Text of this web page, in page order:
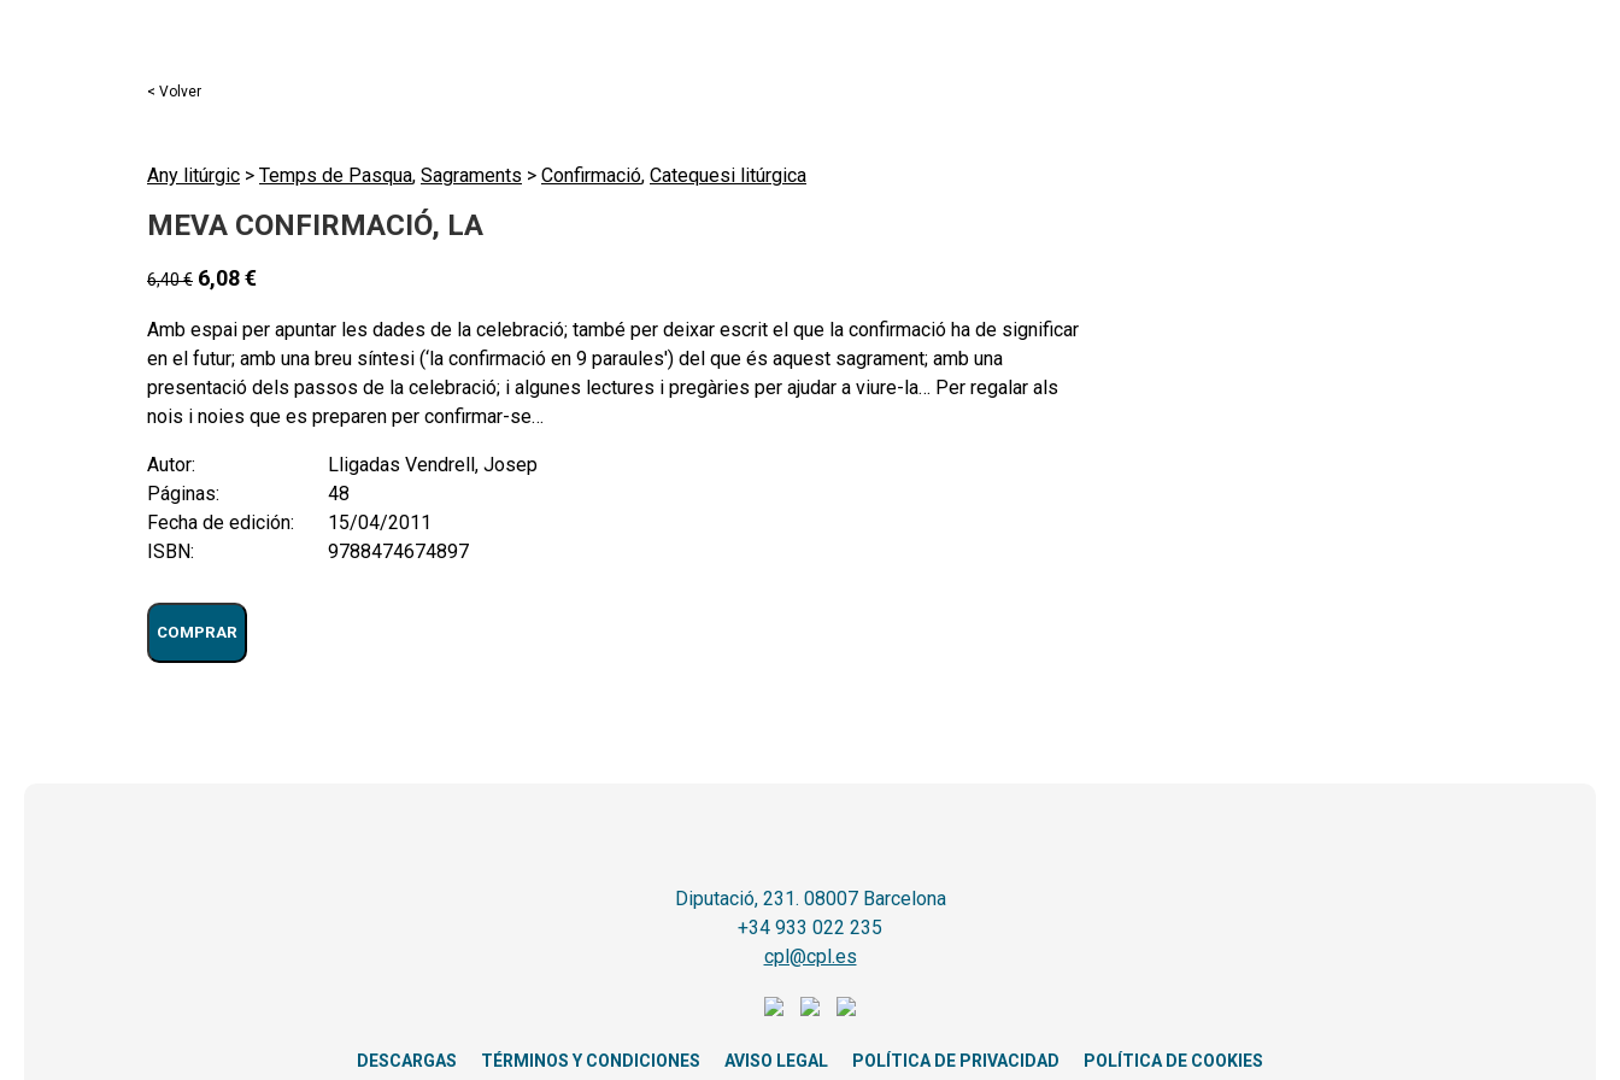
< Volver
Any litúrgic > Temps de Pasqua, Sagraments > Confirmació, Catequesi litúrgica
MEVA CONFIRMACIÓ, LA
6,40€ 6,08€
Amb espai per apuntar les dades de la celebració; també per deixar escrit el que la confirmació ha de significar
en el futur; amb una breu síntesi (‘la confirmació en 9 paraules') del que és aquest sagrament; amb una
presentació dels passos de la celebració; i algunes lectures i pregàries per ajudar a viure-la… Per regalar als
nois i noies que es preparen per confirmar-se…
Autor:
Lligadas Vendrell, Josep
Páginas:
48
Fecha de edición:
15/04/2011
ISBN:
9788474674897
COMPRAR
Diputació, 231. 08007 Barcelona
+34 933 022 235
cpl@cpl.es
DESCARGAS TÉRMINOS Y CONDICIONES AVISO LEGAL POLÍTICA DE PRIVACIDAD POLÍTICA DE COOKIES